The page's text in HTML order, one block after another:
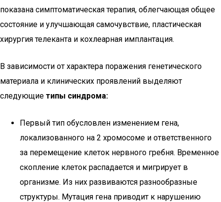
показана симптоматическая терапия, облегчающая общее
состояние и улучшающая самочувствие, пластическая
хирургия телеканта и кохлеарная имплантация.
В зависимости от характера поражения генетического
материала и клинических проявлений выделяют
следующие типы синдрома:
Первый тип обусловлен изменением гена,
локализованного на 2 хромосоме и ответственного
за перемещение клеток нервного гребня. Временное
скопление клеток распадается и мигрирует в
организме. Из них развиваются разнообразные
структуры. Мутация гена приводит к нарушению